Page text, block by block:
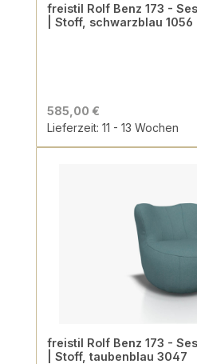
freistil Rolf Benz 173 -
| Stoff, schwarzblau 1056
585,00 €
Lieferzeit: 11 - 13 Wochen
freistil Rolf Benz 173 -
| Stoff, taubenblau 3047